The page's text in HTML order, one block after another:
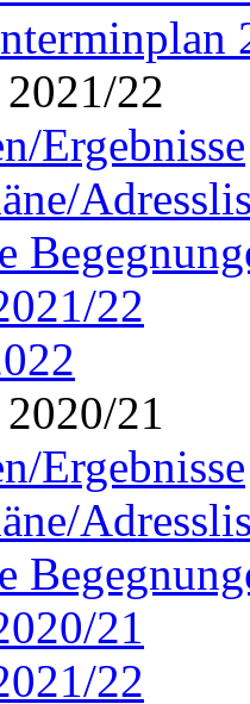
22
Ergebnisse
22
21
Ergebnisse
21
22